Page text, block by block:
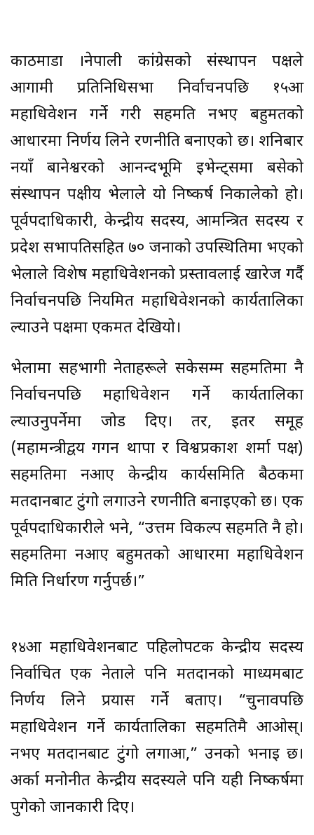
काठमाडौं ।नेपाली कांग्रेसको संस्थापन पक्षले
आगामी प्रतिनिधिसभा निर्वाचनपछि १५औं
महाधिवेशन गर्ने गरी सहमति नभए बहुमतको
आधारमा निर्णय लिने रणनीति बनाएको छ। शनिबार
नयाँ बानेश्वरको आनन्दभूमि इभेन्ट्समा बसेको
संस्थापन पक्षीय भेलाले यो निष्कर्ष निकालेको हो।
पूर्वपदाधिकारी, केन्द्रीय सदस्य, आमन्त्रित सदस्य र
प्रदेश सभापतिसहित ७० जनाको उपस्थितिमा भएको
भेलाले विशेष महाधिवेशनको प्रस्तावलाई खारेज गर्दै
निर्वाचनपछि नियमित महाधिवेशनको कार्यतालिका
ल्याउने पक्षमा एकमत देखियो।
भेलामा सहभागी नेताहरूले सकेसम्म सहमतिमा नै
निर्वाचनपछि महाधिवेशन गर्ने कार्यतालिका
ल्याउनुपर्नेमा जोड दिए। तर, इतर समूह
(महामन्त्रीद्वय गगन थापा र विश्वप्रकाश शर्मा पक्ष)
सहमतिमा नआए केन्द्रीय कार्यसमिति बैठकमा
मतदानबाट टुंगो लगाउने रणनीति बनाइएको छ। एक
पूर्वपदाधिकारीले भने, “उत्तम विकल्प सहमति नै हो।
सहमतिमा नआए बहुमतको आधारमा महाधिवेशन
मिति निर्धारण गर्नुपर्छ।”
१४औं महाधिवेशनबाट पहिलोपटक केन्द्रीय सदस्य
निर्वाचित एक नेताले पनि मतदानको माध्यमबाट
निर्णय लिने प्रयास गर्ने बताए। “चुनावपछि
महाधिवेशन गर्ने कार्यतालिका सहमतिमै आओस्।
नभए मतदानबाट टुंगो लगाऔं,” उनको भनाइ छ।
अर्का मनोनीत केन्द्रीय सदस्यले पनि यही निष्कर्षमा
पुगेको जानकारी दिए।